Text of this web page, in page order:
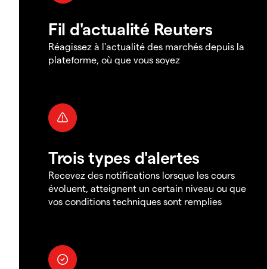
Fil d'actualité Reuters
Réagissez à l'actualité des marchés depuis la
plateforme, où que vous soyez
Trois types d'alertes
Recevez des notifications lorsque les cours
évoluent, atteignent un certain niveau ou que
vos conditions techniques sont remplies